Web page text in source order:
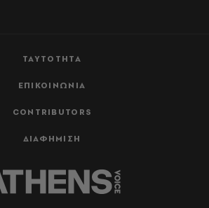
ΤΑΥΤΟΤΗΤΑ
ΕΠΙΚΟΙΝΩΝΙΑ
CONTRIBUTORS
ΔΙΑΦΗΜΙΣΗ